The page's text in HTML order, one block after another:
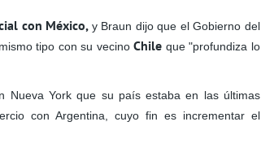
con México, y Braun dijo que el Gobierno del
tipo con su vecinoChile que "profundiza lo
Nueva York que su país estaba en las últimas
con Argentina, cuyo fin es incrementar el